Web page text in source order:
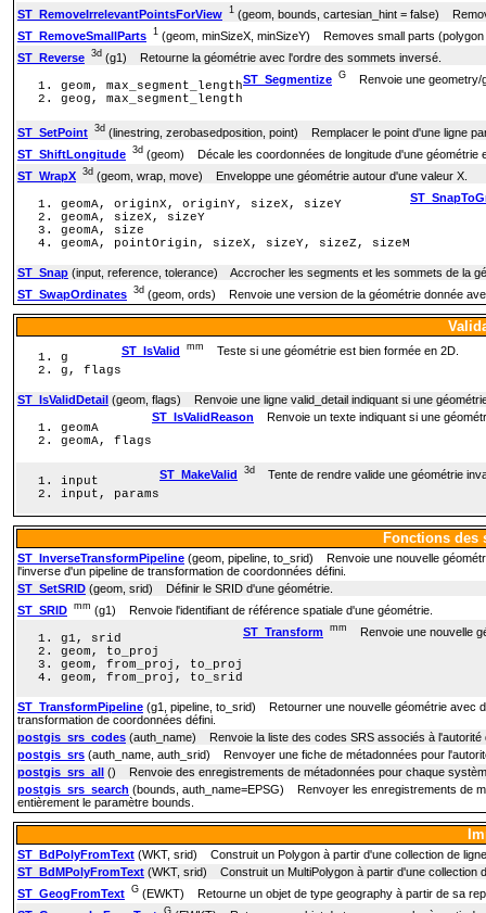
ST_RemoveIrrelevantPointsForView 1 (geom, bounds, cartesian_hint = false)
ST_RemoveSmallParts 1 (geom, minSizeX, minSizeY) Removes small parts
ST_Reverse 3d (g1) Retourne la géométrie avec l'ordre des sommets inversé.
ST_Segmentize G Renvoie une geometry/
geom, max_segment_length
geog, max_segment_length
ST_SetPoint 3d (linestring, zerobasedposition, point) Remplacer le point d'une ligne
ST_ShiftLongitude 3d (geom) Décale les coordonnées de longitude d'une géométrie
ST_WrapX 3d (geom, wrap, move) Enveloppe une géométrie autour d'une valeur X.
geomA, originX, originY, sizeX, sizeY
geomA, sizeX, sizeY
geomA, size
geomA, pointOrigin, sizeX, sizeY, sizeZ, sizeM
ST_Snap (input, reference, tolerance) Accrocher les segments et les sommets de la
ST_SwapOrdinates 3d (geom, ords) Renvoie une version de la géométrie donnée
ST_IsValid mm Teste si une géométrie est bien formée en 2D.
g
g, flags
ST_IsValidDetail (geom, flags) Renvoie une ligne valid_detail indiquant si une
ST_IsValidReason Renvoie un texte indiquant si une
geomA
geomA, flags
ST_MakeValid 3d Tente de rendre valide une géométrie
input
input, params
Fonctions des
ST_InverseTransformPipeline (geom, pipeline, to_srid) Renvoie une nouvelle
l'inverse d'un pipeline de transformation de coordonnées défini.
ST_SetSRID (geom, srid) Définir le SRID d'une géométrie.
ST_SRID mm (g1) Renvoie l'identifiant de référence spatiale d'une géométrie.
ST_Transform
mm Renvoie une nouvelle
g1, srid
geom, to_proj
geom, from_proj, to_proj
geom, from_proj, to_srid
ST_TransformPipeline (g1, pipeline, to_srid) Retourner une nouvelle géométrie avec
transformation de coordonnées défini.
postgis_srs_codes (auth_name) Renvoie la liste des codes SRS associés à l'autorité
postgis_srs (auth_name, auth_srid) Renvoyer une fiche de métadonnées pour
postgis_srs_all () Renvoie des enregistrements de métadonnées pour chaque
postgis_srs_search (bounds, auth_name=EPSG) Renvoyer les enregistrements de
entièrement le paramètre bounds.
ST_BdPolyFromText (WKT, srid) Construit un Polygon à partir d'une collection de
ST_BdMPolyFromText (WKT, srid) Construit un MultiPolygon à partir d'une collection
ST_GeogFromText G (EWKT) Retourne un objet de type geography à partir de sa
G